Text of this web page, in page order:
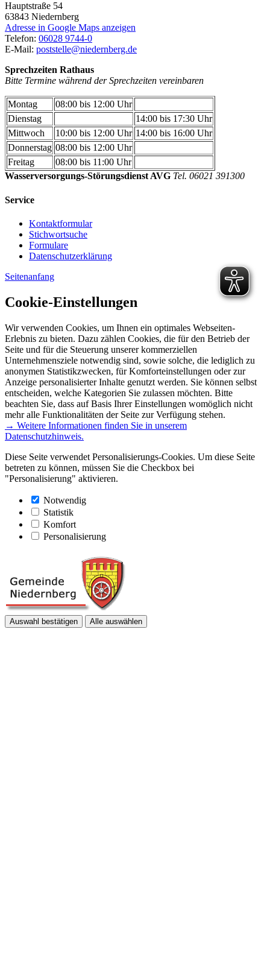
Hauptstraße 54
63843 Niedernberg
Adresse in Google Maps anzeigen
Telefon: 06028 9744-0
E-Mail: poststelle@niedernberg.de
Sprechzeiten Rathaus
Bitte Termine während der Sprechzeiten vereinbaren
Montag
08:00 bis 12:00 Uhr
Dienstag
14:00 bis 17:30 Uhr
Mittwoch
10:00 bis 12:00 Uhr 14:00 bis 16:00 Uhr
Donnerstag 08:00 bis 12:00 Uhr
Freitag
08:00 bis 11:00 Uhr
Wasserversorgungs-Störungsdienst AVG Tel. 06021 391300
Service
Kontaktformular
Stichwortsuche
Formulare
Datenschutzerklärung
Seitenanfang
Cookie-Einstellungen
Wir verwenden Cookies, um Ihnen ein optimales Webseiten-
Erlebnis zu bieten. Dazu zählen Cookies, die für den Betrieb der
Seite und für die Steuerung unserer kommerziellen
Unternehmensziele notwendig sind, sowie solche, die lediglich zu
anonymen Statistikzwecken, für Komforteinstellungen oder zur
Anzeige personalisierter Inhalte genutzt werden. Sie können selbst
entscheiden, welche Kategorien Sie zulassen möchten. Bitte
beachten Sie, dass auf Basis Ihrer Einstellungen womöglich nicht
mehr alle Funktionalitäten der Seite zur Verfügung stehen.
→ Weitere Informationen finden Sie in unserem
Datenschutzhinweis.
Diese Seite verwendet Personalisierungs-Cookies. Um diese Seite
betreten zu können, müssen Sie die Checkbox bei
"Personalisierung" aktivieren.
Notwendig
Statistik
Komfort
Personalisierung
Auswahl bestätigen Alle auswählen